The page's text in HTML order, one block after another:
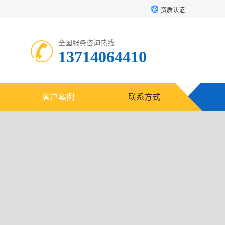
资质认证
全国服务咨询热线:
13714064410
客户案例 联系方式